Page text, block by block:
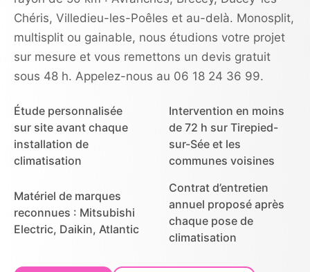
Chéris, Villedieu-les-Poêles et au-delà. Monosplit,
multisplit ou gainable, nous étudions votre projet
sur mesure et vous remettons un devis gratuit
sous 48 h. Appelez-nous au 06 18 24 36 99.
Étude personnalisée
sur site avant chaque
installation de
climatisation
Intervention en moins
de 72 h sur Tirepied-
sur-Sée et les
communes voisines
Matériel de marques
reconnues : Mitsubishi
Electric, Daikin, Atlantic
Contrat d’entretien
annuel proposé après
chaque pose de
climatisation